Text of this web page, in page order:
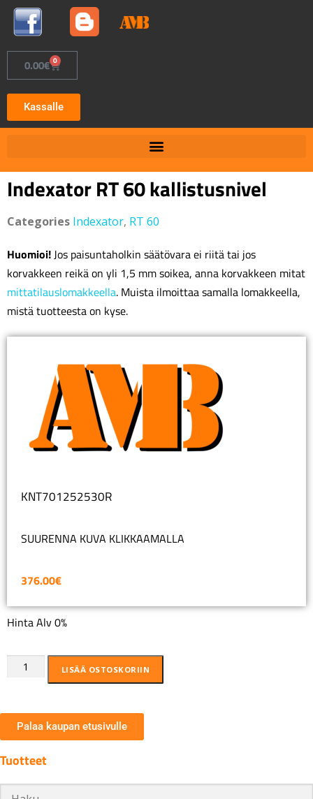
0.00€ 0
Kassalle
Indexator RT 60 kallistusnivel
Categories Indexator, RT 60
Huomioi!Jos paisuntaholkin säätövara ei riitä tai jos
korvakkeen reikä on yli 1,5 mm soikea, anna korvakkeen mitat
mittatilauslomakkeella. Muista ilmoittaa samalla lomakkeella,
mistä tuotteesta on kyse.
KNT701252530R
SUURENNA KUVA KLIKKAAMALLA
376.00€
Hinta Alv 0%
LISÄÄ OSTOSKORIIN
Palaa kaupan etusivulle
Tuotteet